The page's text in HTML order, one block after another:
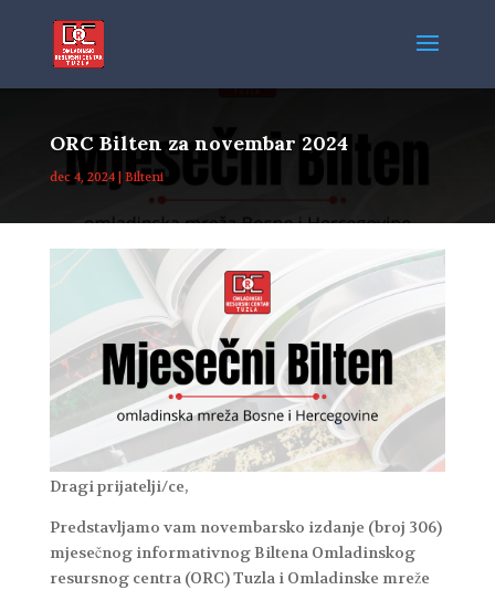
ORC Bilten za novembar 2024
dec 4, 2024| Bilteni
Dragi prijatelji/ce,
Predstavljamo vam novembarsko izdanje (broj 306)
mjesečnog informativnog Biltena Omladinskog
resursnog centra (ORC) Tuzla i Omladinske mreže